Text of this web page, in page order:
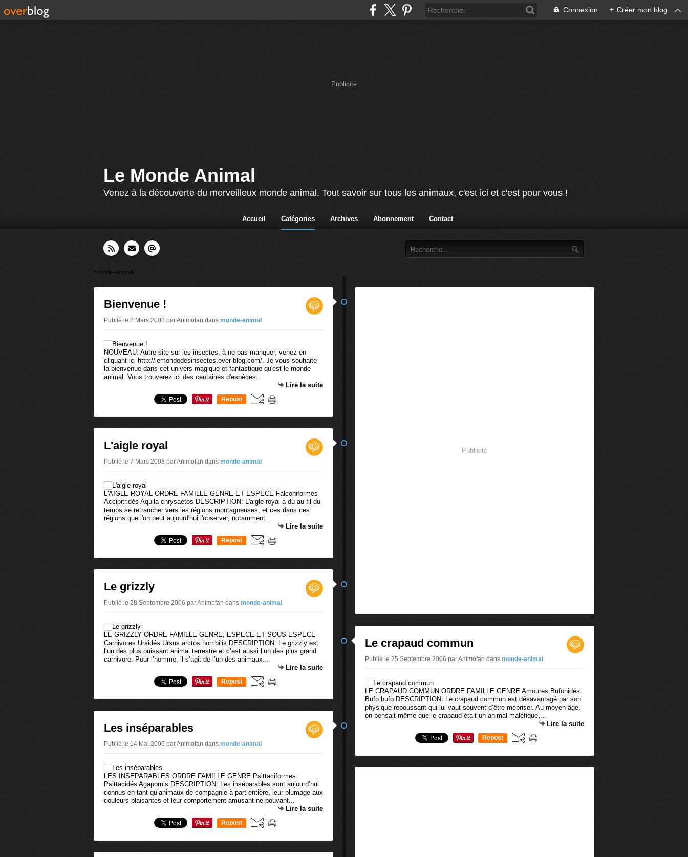
Connexion + Créer mon blog
Publicité
Le Monde Animal
Venez à la découverte du merveilleux monde animal. Tout savoir sur tous les animaux, c'est ici et c'est pour vous !
Accueil Catégories Archives Abonnement Contact
monde-animal
Bienvenue !
Publié le 8 Mars 2008 par Animofan dans monde-animal
NOUVEAU: Autre site sur les insectes, à ne pas manquer, venez en
cliquant ici http://lemondedesinsectes.over-blog.com/. Je vous souhaite
la bienvenue dans cet univers magique et fantastique qu'est le monde
animal. Vous trouverez ici des centaines d'espèces...
Lire la suite
Repost
L'aigle royal
Publié le 7 Mars 2008 par Animofan dans monde-animal
L'AIGLE ROYAL ORDRE FAMILLE GENRE ET ESPECE Falconiformes
Accipitridés Aquila chrysaetos DESCRIPTION: L'aigle royal a du au fil du
temps se retrancher vers les régions montagneuses, et ces dans ces
régions que l'on peut aujourd'hui l'observer, notamment...
Lire la suite
Repost
Le grizzly
Publié le 28 Septembre 2006 par Animofan dans monde-animal
LE GRIZZLY ORDRE FAMILLE GENRE, ESPECE ET SOUS-ESPECE
Carnivores Ursidés Ursus arctos horribilis DESCRIPTION: Le grizzly est
l’un des plus puissant animal terrestre et c’est aussi l’un des plus grand
carnivore. Pour l’homme, il s’agit de l’un des animaux...
Lire la suite
Repost
Les inséparables
Publié le 14 Mai 2006 par Animofan dans monde-animal
LES INSEPARABLES ORDRE FAMILLE GENRE Psittaciformes
Psittacidés Agapornis DESCRIPTION: Les inséparables sont aujourd’hui
connus en tant qu’animaux de compagnie à part entière, leur plumage aux
couleurs plaisantes et leur comportement amusant ne pouvant...
Lire la suite
Repost
Publicité
Le crapaud commun
Publié le 25 Septembre 2006 par Animofan dans monde-animal
LE CRAPAUD COMMUN ORDRE FAMILLE GENRE Amoures Bufonidés
Bufo bufo DESCRIPTION: Le crapaud commun est désavantagé par son
physique repoussant qui lui vaut souvent d’être mépriser. Au moyen-âge,
on pensait même que le crapaud était un animal maléfique,...
Lire la suite
Repost